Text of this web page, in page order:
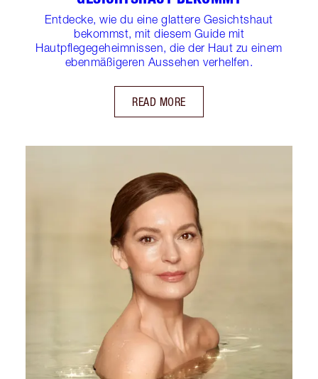
Entdecke, wie du eine glattere Gesichtshaut
bekommst, mit diesem Guide mit
Hautpflegegeheimnissen, die der Haut zu einem
ebenmäßigeren Aussehen verhelfen.
READ MORE